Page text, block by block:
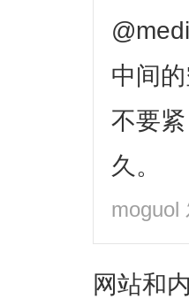
中间
不要
久。
moguol
网站和